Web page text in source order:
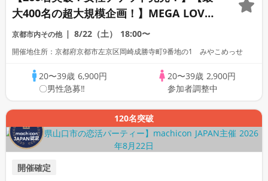
大400名の超大規模企画！】MEGA LOVE
FES～恋が動き出す出会いの祭典～
京都市内その他 8/22（土） 18:00〜
開催地住所：京都府京都市左京区岡崎成勝寺町9番地の1 みやこめっせ
20〜39歳6,900円
〇男性急募‼
20〜39歳2,900円
参加者調整中
120名突破
開催確定